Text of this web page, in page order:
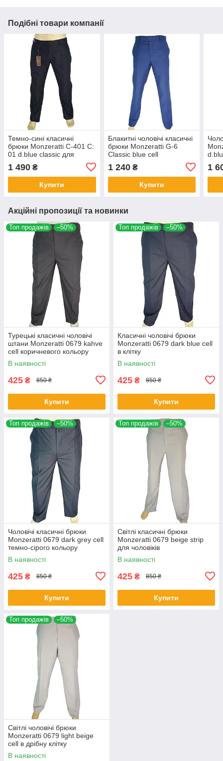
Подібні товари компанії
Темно-сині класичні
брюки Monzeratti C-401 C:
01 d.blue classic для
1 490 ₴
Купити
Блакитні чоловічі класичні
брюки Monzeratti G-6
Classic blue cell
1 240₴
Купити
1
Акційні пропозиції та новинки
Топ продажів –50%
Турецькі класичні чоловічі
штани Monzeratti 0679 kahve
cell коричневого кольору
В наявності
425 ₴ 850 ₴
Купити
Топ продажів –50%
Класичні чоловічі брюки
Monzeratti 0679 dark blue cell
в клітку
В наявності
425 ₴ 850 ₴
Купити
Топ продажів –50%
Чоловічі класичні брюки
Monzeratti 0679 dark grey cell
темно-сірого кольору
В наявності
425 ₴ 850 ₴
Купити
Топ продажів –50%
Світлі класичні брюки
Monzeratti 0679 beige strip
для чоловіків
В наявності
425 ₴ 850 ₴
Купити
Топ продажів –50%
Світлі чоловічі брюки
Monzeratti 0679 light beige
cell в дрібну клітку
В наявності